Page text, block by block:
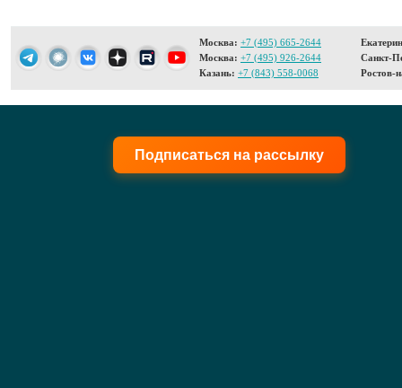
Москва: +7 (495) 665-2644
Москва: +7 (495) 926-2644
Казань: +7 (843) 558-0068
Санкт-
Ростов-
Подписаться на рассылку